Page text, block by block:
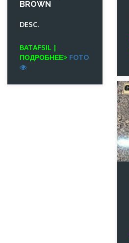
BROWN
DESC.
BATAFSIL |
ПОДРОБНЕЕ
FOTO